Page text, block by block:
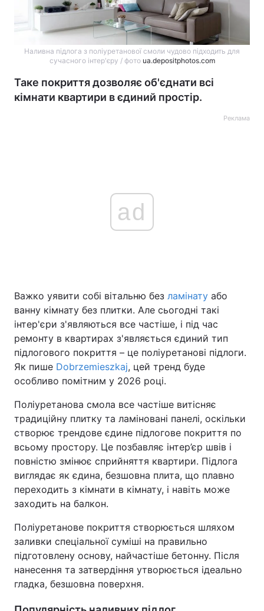
Наливна підлога з поліуретанової смоли чудово підходить для
сучасного інтер'єру / фото ua.depositphotos.com
Таке покриття дозволяє об'єднати всі
кімнати квартири в єдиний простір.
Реклама
ad
Важко уявити собі вітальню без ламінату або
ванну кімнату без плитки. Але сьогодні такі
інтер'єри з'являються все частіше, і під час
ремонту в квартирах з'являється єдиний тип
підлогового покриття – це поліуретанові підлоги.
Як пише Dobrzemieszkaj, цей тренд буде
особливо помітним у 2026 році.
Поліуретанова смола все частіше витісняє
традиційну плитку та ламіновані панелі, оскільки
створює трендове єдине підлогове покриття по
всьому простору. Це позбавляє інтер’єр швів і
повністю змінює сприйняття квартири. Підлога
виглядає як єдина, безшовна плита, що плавно
переходить з кімнати в кімнату, і навіть може
заходить на балкон.
Поліуретанове покриття створюється шляхом
заливки спеціальної суміші на правильно
підготовлену основу, найчастіше бетонну. Після
нанесення та затвердіння утворюється ідеально
гладка, безшовна поверхня.